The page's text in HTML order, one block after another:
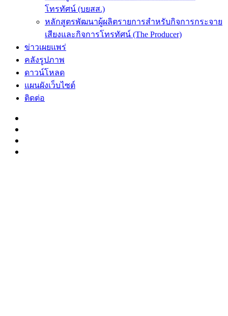
โทรทัศน์ (บยสส.)
หลักสูตรพัฒนาผู้ผลิตรายการสำหรับกิจการกระจาย
เสียงและกิจการโทรทัศน์ (The Producer)
ข่าวเผยแพร่
คลังรูปภาพ
ดาวน์โหลด
แผนผังเว็บไซต์
ติดต่อ